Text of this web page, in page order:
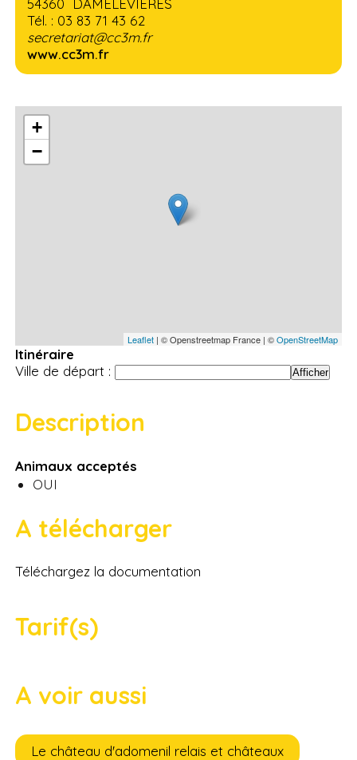
54360 DAMELEVIERES
Tél. : 03 83 71 43 62
secretariat@cc3m.fr
www.cc3m.fr
+
−
Leaflet| © Openstreetmap France | ©OpenStreetMap
Itinéraire
Ville de départ :
Description
Animaux acceptés
OUI
A télécharger
Téléchargez la documentation
Tarif(s)
A voir aussi
Le château d'adomenil relais et châteaux